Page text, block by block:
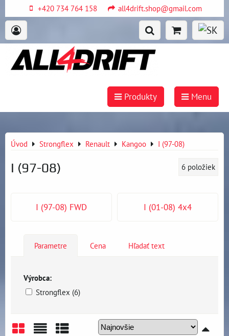
+420 734 764 158 all4drift.shop@gmail.com
Produkty Menu
Úvod Strongflex Renault Kangoo I (97-08)
I (97-08) 6 položiek
I (97-08) FWD I (01-08) 4x4
Parametre Cena Hľadať text
Výrobca:
Strongflex (6)